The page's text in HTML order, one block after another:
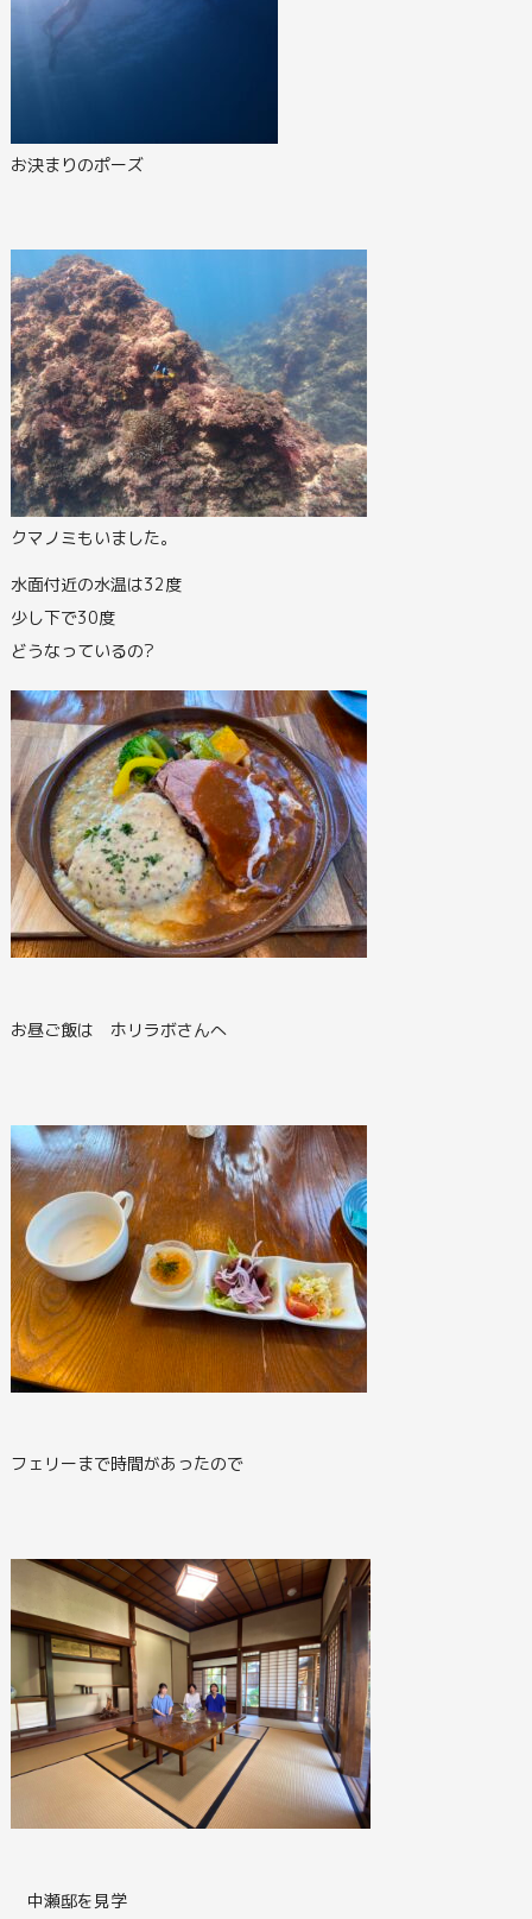
お決まりのポーズ
クマノミもいました。
水面付近の水温は32度
少し下で30度
どうなっているの?
お昼ご飯は ホリラボさんへ
フェリーまで時間があったので
中瀬邸を見学